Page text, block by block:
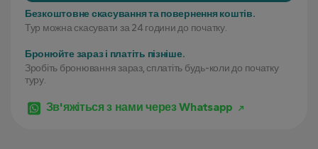
Безкоштовне скасування та повернення коштів.
Тур можна скасувати за 24 години до початку.
Бронюйте зараз і платіть пізніше.
Зробіть бронювання зараз, сплатіть будь-коли до початку
туру.
Зв'яжіться з нами через Whatsapp